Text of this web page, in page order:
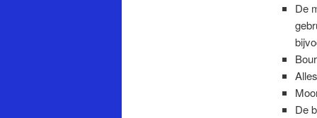
De
De